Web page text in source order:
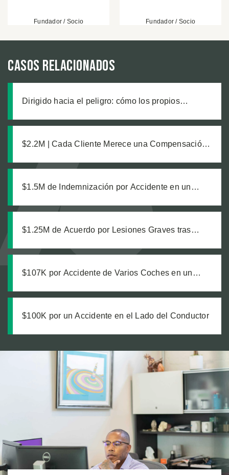
Fundador / Socio Fundador / Socio
Casos relacionados
Dirigido hacia el peligro: cómo los propios
$2.2M | Cada Cliente Merece una Compensación
$1.5M de Indemnización por Accidente en un
$1.25M de Acuerdo por Lesiones Graves tras
$107K por Accidente de Varios Coches en un
$100K por un Accidente en el Lado del Conductor